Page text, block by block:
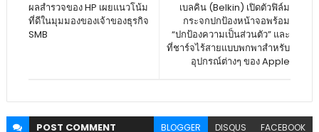
เบลคิน (Belkin) เปิดตัวฟิล์ม
กระจกปกป้องหน้าจอพร้อม
“ปกป้องความเป็นส่วนตัว” และ
ที่ชาร์จไร้สายแบบพกพาสำหรับ
อุปกรณ์ต่างๆ ของ Apple
ผลสำรวจของ HP เผยแนวโน้ม
ที่ดีในมุมมองของเจ้าของธุรกิจ
SMB
POST COMMENT BLOGGER DISQUS FACEBOOK